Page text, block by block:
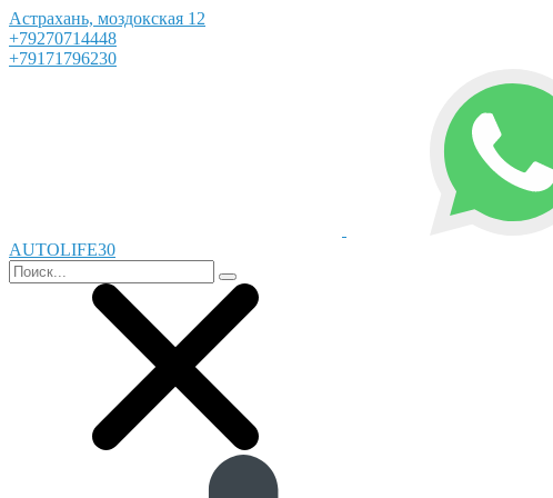
Астрахань, моздокская 12
+79270714448
+79171796230
AUTOLIFE30